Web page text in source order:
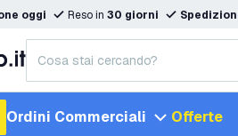
oggi Reso in 30 giorni
Ordini Commerciali Offerte